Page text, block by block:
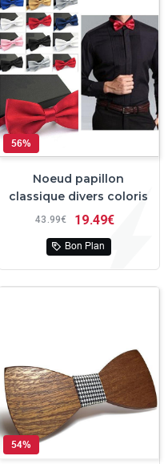
56%
Noeud papillon
classique divers coloris
43 99€ 19 49€
Bon Plan
54%